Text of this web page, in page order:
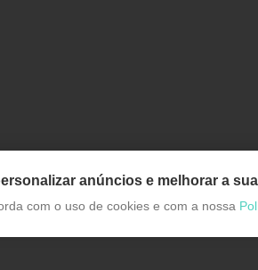
anúncios e melhorar a
com o uso de cookies e com a nossa